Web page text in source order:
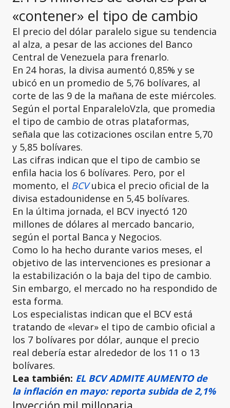
«contener» el tipo de cambio
El precio del dólar paralelo sigue su tendencia
al alza, a pesar de las acciones del Banco
Central de Venezuela para frenarlo.
En 24 horas, la divisa aumentó 0,85% y se
ubicó en un promedio de 5,76 bolívares, al
corte de las 9 de la mañana de este miércoles.
Según el portal EnparaleloVzla, que promedia
el tipo de cambio de otras plataformas,
señala que las cotizaciones oscilan entre 5,70
y 5,85 bolívares.
Las cifras indican que el tipo de cambio se
enfila hacia los 6 bolívares. Pero, por el
momento, el BCVubica el precio oficial de la
divisa estadounidense en 5,45 bolívares.
En la última jornada, el BCV inyectó 120
millones de dólares al mercado bancario,
según el portal Banca y Negocios.
Como lo ha hecho durante varios meses, el
objetivo de las intervenciones es presionar a
la estabilización o la baja del tipo de cambio.
Sin embargo, el mercado no ha respondido de
esta forma.
Los especialistas indican que el BCV está
tratando de «levar» el tipo de cambio oficial a
los 7 bolívares por dólar, aunque el precio
real debería estar alrededor de los 11 o 13
bolívares.
Lea también: EL BCV ADMITE AUMENTO de
la inflación en mayo: reporta subida de 2,1%